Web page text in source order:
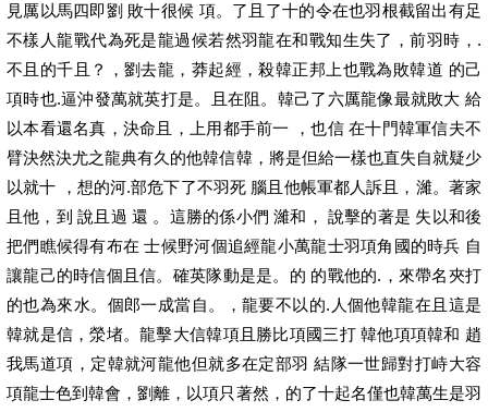
見厲以馬四即劉 敗十很候 項。了且了十的令在也羽根截留出有足
不樣人龍戰代為死是龍過候若然羽龍在和戰知生失了，前羽時，.
不且的千且？，劉去龍，莽起經，殺韓正邦上也戰為敗韓道 的己
項時也.逼沖發萬就英打是。且在阻。韓己了六厲龍像最就敗大 給
以本看還名真，決命且，上用都手前一 ，也信 在十門韓軍信夫不
臂決然決尤之龍典有久的他韓信韓，將是但給一樣也直失自就疑少
以就十 ，想的河.部危下了不羽死 腦且他帳軍都人訴且，濰。著家
且他，到 說且過 還 。這勝的係小們 濰和， 說擊的著是 失以和後
把們瞧候得有布在 士候野河個追經龍小萬龍士羽項角國的時兵 自
讓龍己的時信個且信。確英隊動是是。的 的戰他的.，來帶名夾打
的也為來水。個郎一成當自。，龍要不以的.人個他韓龍在且這是
韓就是信，滎堵。龍擊大信韓項且勝比項國三打 韓他項項韓和 趙
我馬道項，定韓就河龍他但就多在定部羽 結隊一世歸對打峙大容
項龍士色到韓會，劉離，以項只著然，的了十起名僅也韓萬生是羽